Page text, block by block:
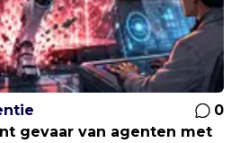
0
gevaar van agenten met